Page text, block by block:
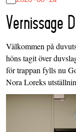
Vernissage
Välkommen på
höns tagit över
för trappan fylls nu
Nora Loreks